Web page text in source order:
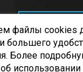
файлы cookies
большего
Более